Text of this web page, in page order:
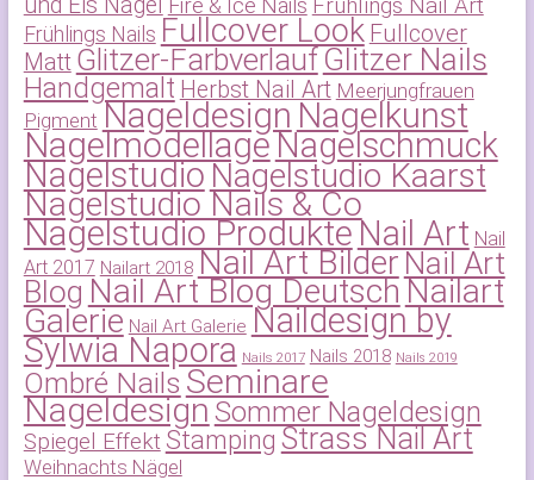
Fire & Ice Nails
Frühlings Nails Fullcover Look Fullcover
Matt Glitzer-Farbverlauf Glitzer Nails
Handgemalt Herbst Nail Art Meerjungfrauen
Pigment Nageldesign Nagelkunst
NagelmodellageNagelschmuck
NagelstudioNagelstudio Kaarst
Nagelstudio Nails & Co
Nagelstudio ProdukteNail Art Nail
Art 2017 Nailart 2018 Nail Art Bilder Nail Art
Blog Nail Art Blog DeutschNailart
Galerie Nail Art Galerie Naildesign by
Sylwia Napora Nails 2017 Nails 2018 Nails 2019
Ombré Nails Seminare
NageldesignSommer Nageldesign
Spiegel Effekt Stamping Strass Nail Art
Weihnachts Nägel